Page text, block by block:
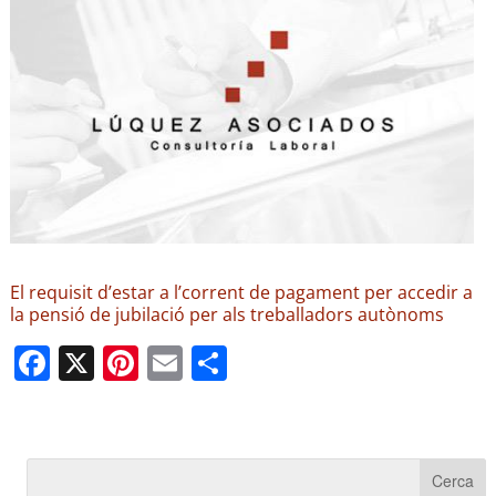
El requisit d’estar a l’corrent de pagament per accedir a
la pensió de jubilació per als treballadors autònoms
F
a
e
X Pi
nt
e
E
m
C
p